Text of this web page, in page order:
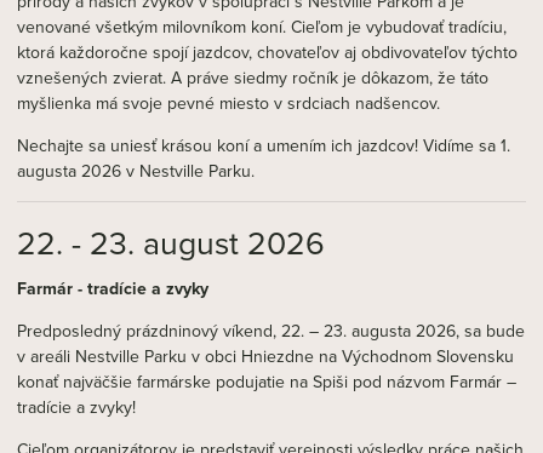
venované všetkým milovníkom koní. Cieľom je vybudovať tradíciu,
ktorá každoročne spojí jazdcov, chovateľov aj obdivovateľov týchto
vznešených zvierat. A práve siedmy ročník je dôkazom, že táto
myšlienka má svoje pevné miesto v srdciach nadšencov.
Nechajte sa uniesť krásou koní a umením ich jazdcov! Vidíme sa 1.
augusta 2026 v Nestville Parku.
22. - 23. august 2026
Farmár - tradície a zvyky
Predposledný prázdninový víkend, 22. – 23. augusta 2026, sa bude
v areáli Nestville Parku v obci Hniezdne na Východnom Slovensku
konať najväčšie farmárske podujatie na Spiši pod názvom Farmár –
tradície a zvyky!